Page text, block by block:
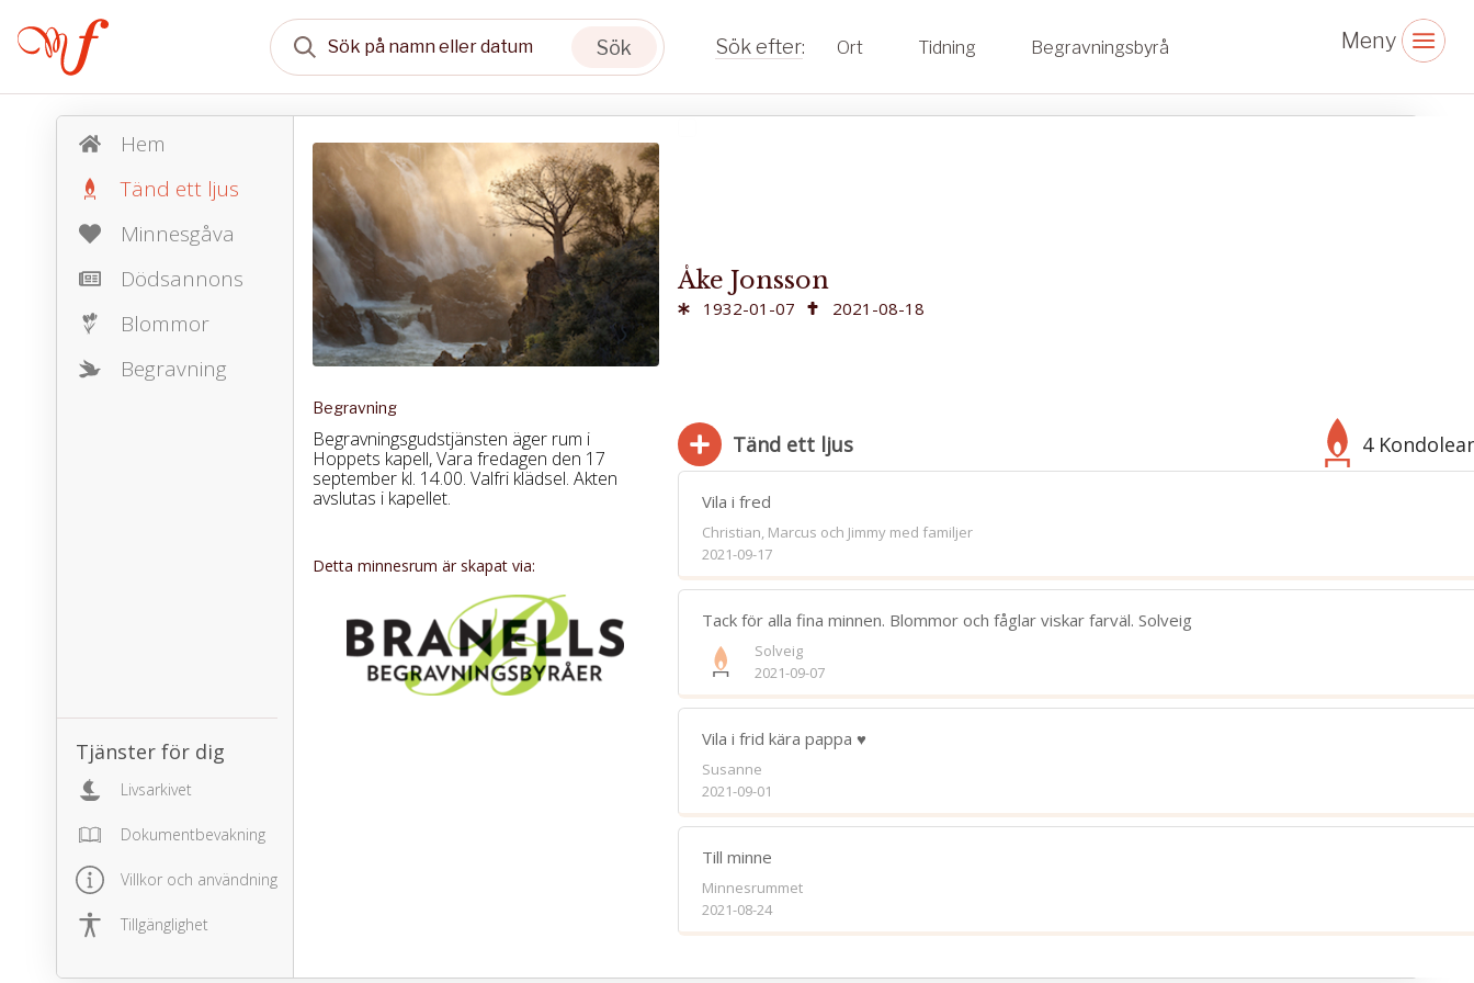
Sök Ort Tidning Begravningsbyrå
Hem
Tänd ett ljus
Minnesgåva
Dödsannons
Blommor
Begravning
Tjänster för dig
Livsarkivet
Dokumentbevakning
Villkor och användning
Tillgänglighet
Begravning
Begravningsgudstjänsten äger rum i
Hoppets kapell, Vara fredagen den 17
september kl. 14.00. Valfri klädsel. Akten
avslutas i kapellet.
Detta minnesrum är skapat via:
Åke Jonsson
1932-01-07 2021-08-18
Tänd ett ljus 4
Bifoga bild
Jag har läst och accepterar villkoren
Spara
Vila i fred
Christian, Marcus och Jimmy med familjer
2021-09-17
Tack för alla fina minnen. Blommor och fåglar viskar farväl. Solveig
Solveig
2021-09-07
Vila i frid kära pappa ♥️
Susanne
2021-09-01
Till minne
Minnesrummet
2021-08-24